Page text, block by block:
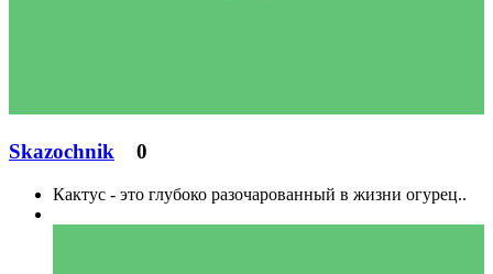
Skazochnik 0
Кактус - это глубоко разочарованный в жизни огурец..